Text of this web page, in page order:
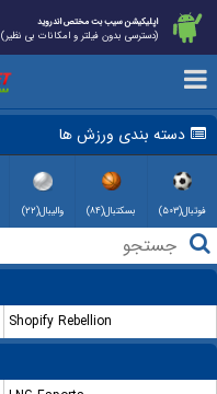
اپلیکیشن سیب بت مختص اندروید
(دسترسی بدون فیلتر و امکانات بی نظیر)
دسته بندی ورزش ها
فوتبال(۵۰۳) بسکتبال(۸۴) والیبال(۲۲)
Shopify Rebellion